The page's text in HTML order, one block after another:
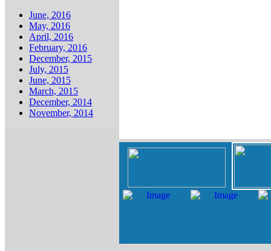
June, 2016
May, 2016
April, 2016
February, 2016
December, 2015
July, 2015
June, 2015
March, 2015
December, 2014
November, 2014